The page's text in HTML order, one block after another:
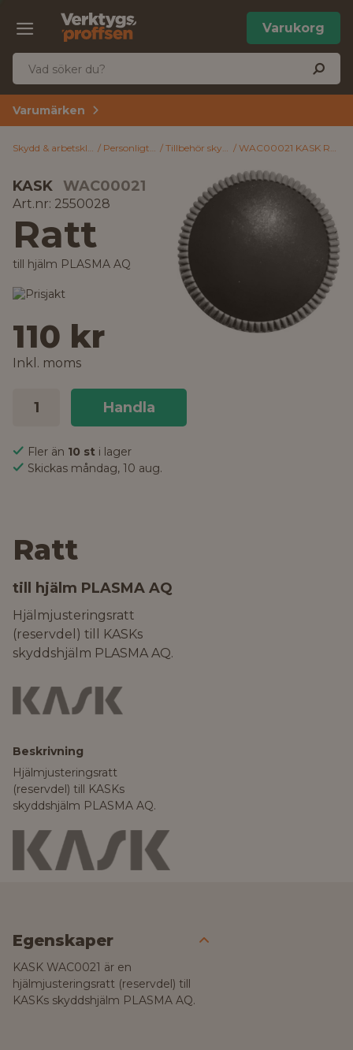
Varukorg
Varumärken
Skydd & arbetskläder Personligt skydd Tillbehör skyddshjälmar WAC00021 KASK Ratt till hjälm PLASMA AQ
KASK WAC00021
Art.nr: 2550028
Ratt
till hjälm PLASMA AQ
110 kr
Inkl. moms
Handla
Fler än 10 st i lager
Skickas måndag, 10 aug.
Ratt
till hjälm PLASMA AQ
Hjälmjusteringsratt
(reservdel) till KASKs
skyddshjälm PLASMA AQ.
Beskrivning
Hjälmjusteringsratt
(reservdel) till KASKs
skyddshjälm PLASMA AQ.
Egenskaper
KASK WAC0021 är en
hjälmjusteringsratt (reservdel) till
KASKs skyddshjälm PLASMA AQ.